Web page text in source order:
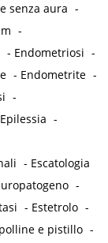
senza aura -
-
- Endometriosi -
- Endometrite -
-
Epilessia -
- Escatologia
-
- Estetrolo -
e pistillo -